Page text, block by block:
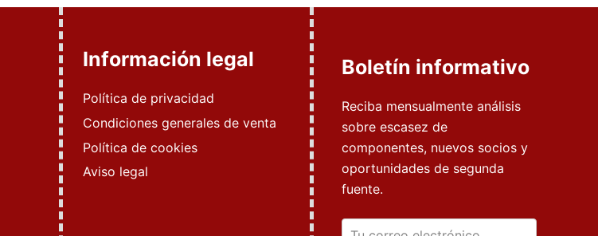
Información legal
Política de privacidad
Condiciones generales de venta
Política de cookies
Aviso legal
Boletín informativo
Reciba mensualmente análisis
sobre escasez de
componentes, nuevos socios y
oportunidades de segunda
fuente.